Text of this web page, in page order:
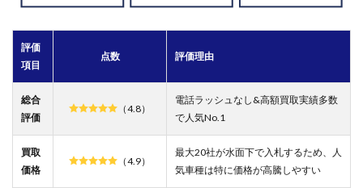
「理
を狙
第5
評価
項目
点数 評価理由
総合
評価
（4.8）
電話ラッシュなし&高額買取実績多数
で人気No.1
買取
価格
（4.9）
最大20社が水面下で入札するため、人
気車種は特に価格が高騰しやすい